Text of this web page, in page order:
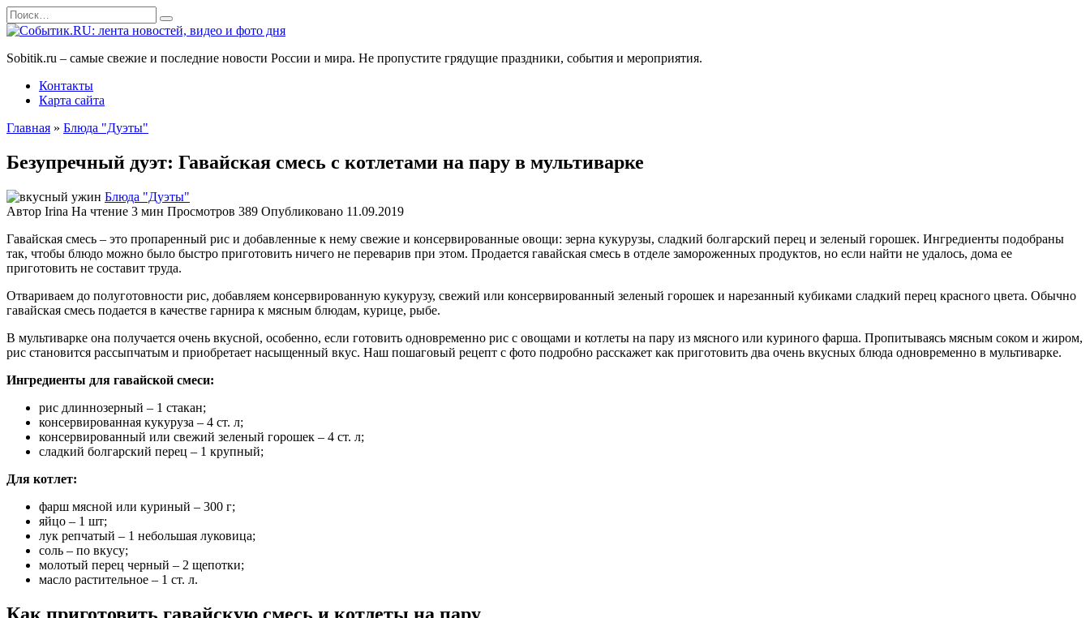
Перейти
к
Search
for:
Sobitik.ru – самые свежие и последние новости России и мира. Не пропустите грядущие праздники, события и мероприятия.
Контакты
Карта сайта
Главная » Блюда "Дуэты"
Безупречный дуэт: Гавайская смесь с котлетами на пару в мультиварке
Блюда "Дуэты"
Автор Irina На чтение 3 мин Просмотров 389 Опубликовано 11.09.2019
Гавайская смесь – это пропаренный рис и добавленные к нему свежие и консервированные овощи: зерна кукурузы, сладкий болгарский перец и зеленый горошек. Ингредиенты подобраны
так, чтобы блюдо можно было быстро приготовить ничего не переварив при этом. Продается гавайская смесь в отделе замороженных продуктов, но если найти не удалось, дома ее
приготовить не составит труда.
Отвариваем до полуготовности рис, добавляем консервированную кукурузу, свежий или консервированный зеленый горошек и нарезанный кубиками сладкий перец красного цвета. Обычно
гавайская смесь подается в качестве гарнира к мясным блюдам, курице, рыбе.
В мультиварке она получается очень вкусной, особенно, если готовить одновременно рис с овощами и котлеты на пару из мясного или куриного фарша. Пропитываясь мясным соком и жиром,
рис становится рассыпчатым и приобретает насыщенный вкус. Наш пошаговый рецепт с фото подробно расскажет как приготовить два очень вкусных блюда одновременно в мультиварке.
Ингредиенты для гавайской смеси:
рис длиннозерный – 1 стакан;
консервированная кукуруза – 4 ст. л;
консервированный или свежий зеленый горошек – 4 ст. л;
сладкий болгарский перец – 1 крупный;
Для котлет:
фарш мясной или куриный – 300 г;
яйцо – 1 шт;
лук репчатый – 1 небольшая луковица;
соль – по вкусу;
молотый перец черный – 2 щепотки;
масло растительное – 1 ст. л.
Как приготовить гавайскую смесь и котлеты на пару